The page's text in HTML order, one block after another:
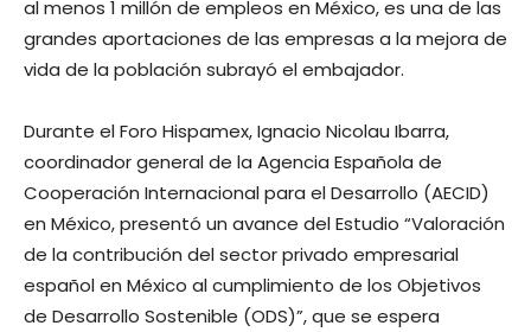
al menos 1 millón de empleos en México, es una de las
grandes aportaciones de las empresas a la mejora de
vida de la población subrayó el embajador.
Durante el Foro Hispamex, Ignacio Nicolau Ibarra,
coordinador general de la Agencia Española de
Cooperación Internacional para el Desarrollo (AECID)
en México, presentó un avance del Estudio “Valoración
de la contribución del sector privado empresarial
español en México al cumplimiento de los Objetivos
de Desarrollo Sostenible (ODS)”, que se espera